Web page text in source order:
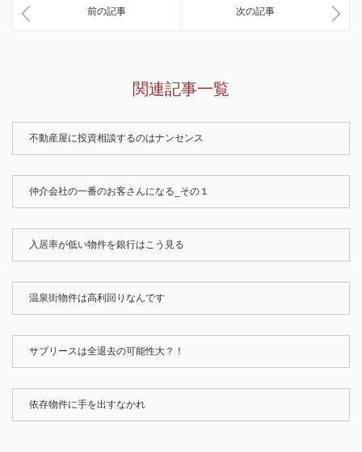
前の記事 次の記事
関連記事一覧
不動産屋に投資相談するのはナンセンス
仲介会社の一番のお客さんになる_その１
入居率が低い物件を銀行はこう見る
温泉街物件は高利回りなんです
サブリースは全退去の可能性大？！
依存物件に手を出すなかれ